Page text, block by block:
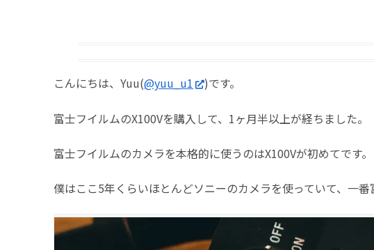
こんにちは、Yuu(@yuu_u1 )です。
富士フイルムのX100Vを購入して、1ヶ月半以上が経ちました。
富士フイルムのカメラを本格的に使うのはX100Vが初めてです。
僕はここ5年くらいほとんどソニーのカメラを使っていて、一